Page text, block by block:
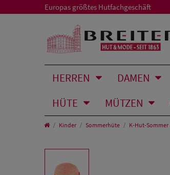
Europas größtes Hutfachgeschäft
HERREN DAMEN
HÜTE
MÜTZEN
Kinder Sommerhüte K-Hut-Sommer